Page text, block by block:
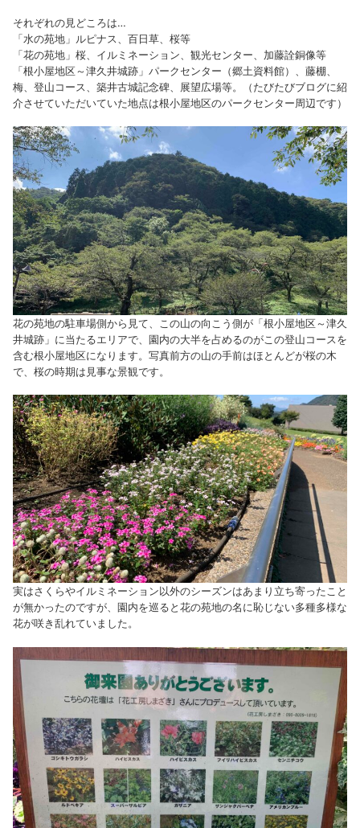
それぞれの見どころは…
「水の苑地」ルピナス、百日草、桜等
「花の苑地」桜、イルミネーション、観光センター、加藤詮銅像等
「根小屋地区～津久井城跡」パークセンター（郷土資料館）、藤棚、
梅、登山コース、築井古城記念碑、展望広場等。（たびたびブログに紹
介させていただいていた地点は根小屋地区のパークセンター周辺です）
花の苑地の駐車場側から見て、この山の向こう側が「根小屋地区～津久
井城跡」に当たるエリアで、園内の大半を占めるのがこの登山コースを
含む根小屋地区になります。写真前方の山の手前はほとんどが桜の木
で、桜の時期は見事な景観です。
実はさくらやイルミネーション以外のシーズンはあまり立ち寄ったこと
が無かったのですが、園内を巡ると花の苑地の名に恥じない多種多様な
花が咲き乱れていました。